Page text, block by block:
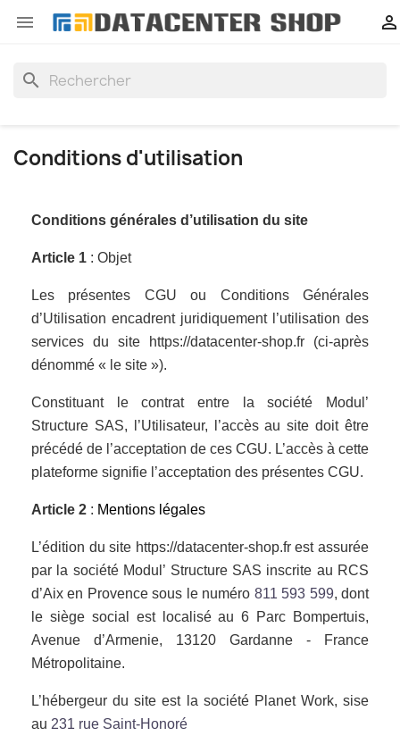
 
search
Conditions d'utilisation
Conditions générales d’utilisation du site
Article 1 : Objet
Les présentes CGU ou Conditions Générales
d’Utilisation encadrent juridiquement l’utilisation des
services du site https://datacenter-shop.fr (ci-après
dénommé « le site »).
Constituant le contrat entre la société Modul’
Structure SAS, l’Utilisateur, l’accès au site doit être
précédé de l’acceptation de ces CGU. L’accès à cette
plateforme signifie l’acceptation des présentes CGU.
Article 2 : Mentions légales
L’édition du site https://datacenter-shop.fr est assurée
par la société Modul’ Structure SAS inscrite au RCS
d’Aix en Provence sous le numéro 811 593 599, dont
le siège social est localisé au 6 Parc Bompertuis,
Avenue d’Armenie, 13120 Gardanne - France
Métropolitaine.
L’hébergeur du site est la société Planet Work, sise
au 231 rue Saint-Honoré